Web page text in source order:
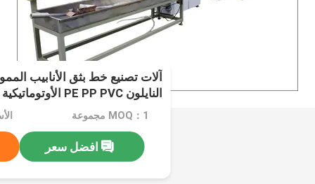
آلات تصنيع خط بثق الأنابيب
النايلون PE PP PVC الأوتوماتيكية بالكامل
MOQ：1 مجموعة
افضل سعر